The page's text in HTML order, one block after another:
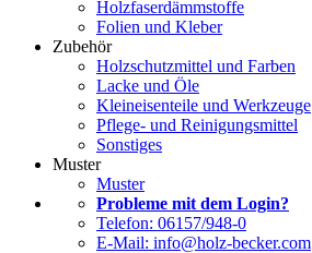
Holzfaserdämmstoffe
Folien und Kleber
Zubehör
Holzschutzmittel und Farben
Lacke und Öle
Kleineisenteile und Werkzeuge
Pflege- und Reinigungsmittel
Sonstiges
Muster
Muster
Probleme mit dem Login?
Telefon: 06157/948-0
E-Mail: info@holz-becker.com